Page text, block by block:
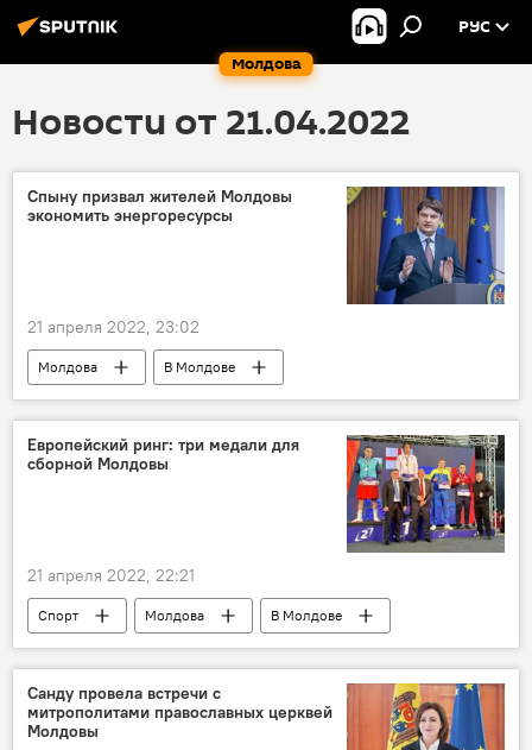
Молдова
РУС
Новости от 21.04.2022
Спыну призвал жителей Молдовы
экономить энергоресурсы
21 апреля 2022, 23:02
Молдова
В Молдове
Андрей Спыну
газ экономия
Европейский ринг: три медали для
сборной Молдовы
21 апреля 2022, 22:21
Спорт Молдова
В Молдове
бокс
медаль
Санду провела встречи с
митрополитами православных церквей
Молдовы